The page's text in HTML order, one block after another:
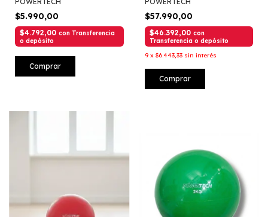
$5.990,00
$4.792,00 con Transferencia
o depósito
Comprar
$57.990,00
$46.392,00 con
Transferencia o depósito
9 x $6.443,33 sin interés
Comprar